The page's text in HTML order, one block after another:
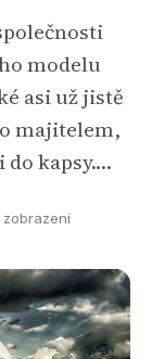
modelu
asi už jistě
majitelem,
kapsy.…
zobrazení